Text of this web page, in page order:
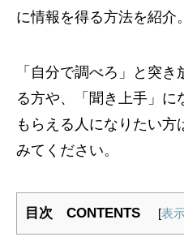
に情報を得る方法を紹介。
「自分で調べろ」と突
る方や、「聞き上手」に
もらえる人になりたい
みてください。
目次 CONTENTS [表